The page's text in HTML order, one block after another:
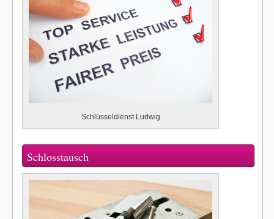
Schlüsseldienst Ludwig
Schlosstausch